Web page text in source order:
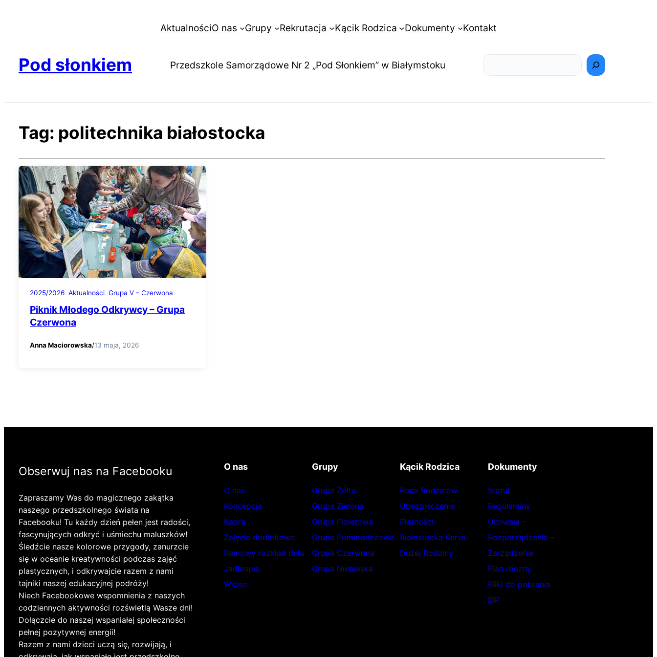
AktualnościO nas Grupy Rekrutacja Kącik Rodzica Dokumenty Kontakt
Pod słonkiem Przedszkole Samorządowe Nr 2 „Pod Słonkiem” w Białymstoku
Tag: politechnika białostocka
2025/2026 Aktualności Grupa V – Czerwona
Piknik Młodego Odkrywcy – Grupa
Czerwona
Anna Maciorowska/13 maja, 2026
Obserwuj nas na Facebooku
Zapraszamy Was do magicznego zakątka
naszego przedszkolnego świata na
Facebooku! Tu każdy dzień pełen jest radości,
fascynujących odkryć i uśmiechu maluszków!
Śledźcie nasze kolorowe przygody, zanurzcie
się w oceanie kreatywności podczas zajęć
plastycznych, i odkrywajcie razem z nami
tajniki naszej edukacyjnej podróży!
Niech Facebookowe wspomnienia z naszych
codziennych aktywności rozświetlą Wasze dni!
Dołączcie do naszej wspaniałej społeczności
pełnej pozytywnej energii!
Razem z nami dzieci uczą się, rozwijają, i
O nas
O nas
Koncepcja
Kadra
Zajęcia dodatkowe
Ramowy rozkład dnia
Jadłospis
Wideo
Grupy
Grupa Żółta
Grupa Zielona
Grupa Fioletowa
Grupa Pomarańczowa
Grupa Czerwona
Grupa Niebieska
Kącik Rodzica
Rada Rodziców
Ubezpieczenie
Płatności
Białostocka Karta
Dużej Rodziny
Dokumenty
Statut
Regulaminy
Uchwała –
Rozporządzenie –
Zarządzenie
Plan roczny
Pliki do pobrania
BIP